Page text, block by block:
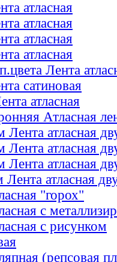
атласная
атласная
атласная
атласная
Лента
сатиновая
атласная
Атласная
Лента атласная
Лента атласная
Лента атласная
Лента атласная
"горох"
с
с рисунком
(репсовая